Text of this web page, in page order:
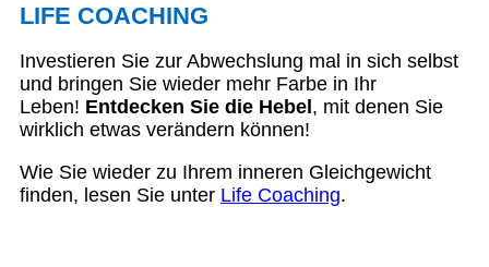
LIFE COACHING
Investieren Sie zur Abwechslung mal in sich selbst
und bringen Sie wieder mehr Farbe in Ihr
Leben! Entdecken Sie die Hebel , mit denen Sie
wirklich etwas verändern können!
Wie Sie wieder zu Ihrem inneren Gleichgewicht
finden, lesen Sie unter Life Coaching.